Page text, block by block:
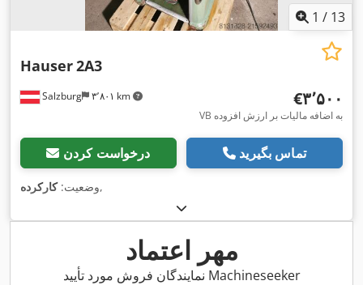
1 / 13
Salzburg ۳٬۸۰۱ km
Hauser2A3
‎€۳٬۵۰۰
VB به اضافه مالیات بر ارزش افزوده
درخواست کردن تماس بگیرید
وضعیت:کارکرده ,
مهر اعتماد
نمایندگان فروش مورد تأیید Machineseeker